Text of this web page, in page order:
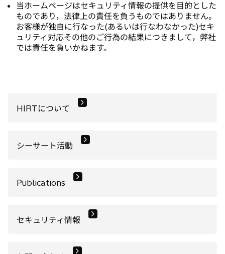
当ホームページはセキュリティ情報の提供を目的とした
ものであり，法律上の責任を負うものではありません。
お客様が独自に行なった(あるいは行なわなかった)セキ
ュリティ対応その他のご行為の結果につきまして，弊社
では責任を負いかねます。
HIRTについて
シーサート活動
Publications
セキュリティ情報